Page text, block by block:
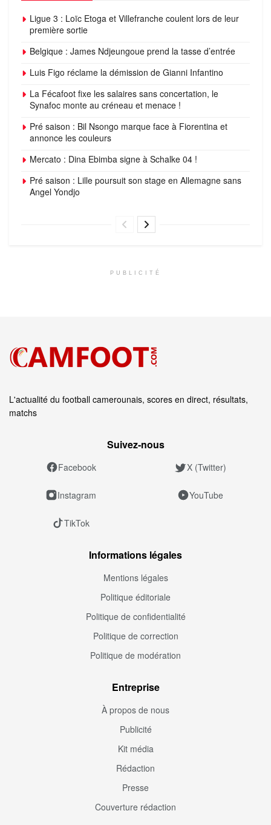
Ligue 3 : Loïc Etoga et Villefranche coulent lors de leur
première sortie
Belgique : James Ndjeungoue prend la tasse d’entrée
Luis Figo réclame la démission de Gianni Infantino
La Fécafoot fixe les salaires sans concertation, le
Synafoc monte au créneau et menace !
Pré saison : Bil Nsongo marque face à Fiorentina et
annonce les couleurs
Mercato : Dina Ebimba signe à Schalke 04 !
Pré saison : Lille poursuit son stage en Allemagne sans
Angel Yondjo
PUBLICITÉ
L'actualité du football camerounais, scores en direct, résultats,
matchs
Suivez‑nous
Facebook X (Twitter)
Instagram YouTube
TikTok
Informations légales
Mentions légales
Politique éditoriale
Politique de confidentialité
Politique de correction
Politique de modération
Entreprise
À propos de nous
Publicité
Kit média
Rédaction
Presse
Couverture rédaction